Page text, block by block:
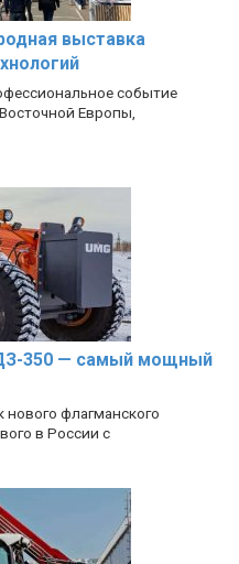
выставка
событие
Европы,
350 — самый мощный
нового флагманского
в России с